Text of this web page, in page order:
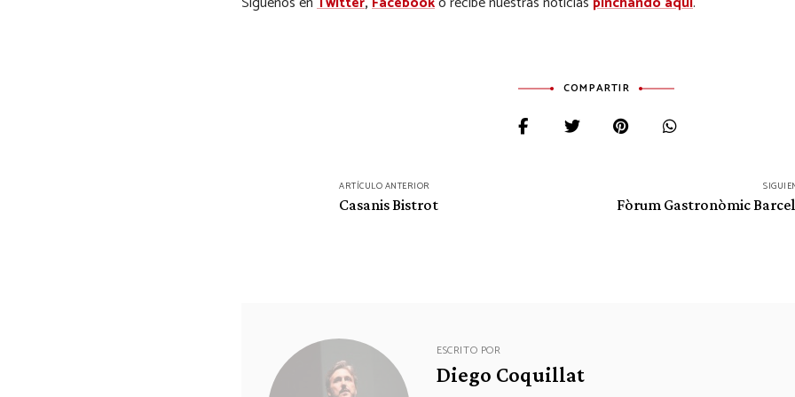
COMPARTIR
ARTÍCULO ANTERIOR
Casanis Bistrot Fòrum Gastronòmic
ESCRITO POR
Diego Coquillat